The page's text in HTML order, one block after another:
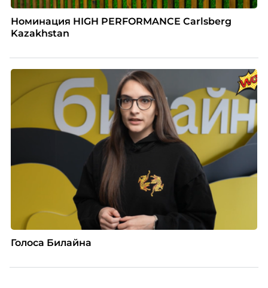
Номинация HIGH PERFORMANCE Carlsberg
Kazakhstan
Голоса Билайна